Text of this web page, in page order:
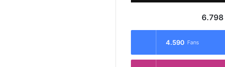
6.798
4.590 Fans